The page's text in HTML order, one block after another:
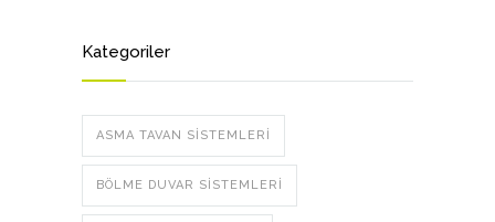
Kategoriler
ASMA TAVAN SISTEMLERI
BÖLME DUVAR SISTEMLERI